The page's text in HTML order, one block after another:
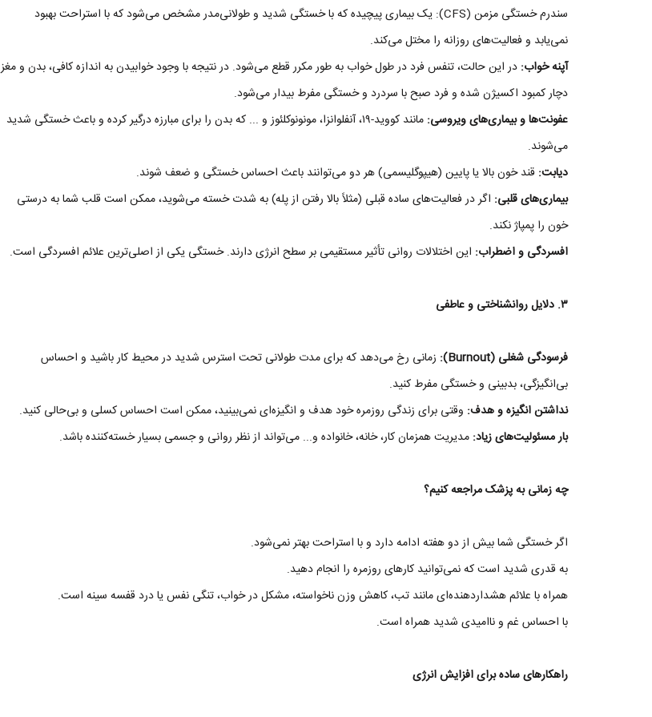
سندرم خستگی مزمن (CFS): یک بیماری پیچیده که با خستگی شدید و طولانی‌مدر مشخص می‌شود که با استراحت بهبود
نمی‌یابد و فعالیت‌های روزانه را مختل می‌کند.
آپنه خواب: در این حالت، تنفس فرد در طول خواب به طور مکرر قطع می‌شود. در نتیجه با وجود خوابیدن به اندازه کافی، بدن و مغز
دچار کمبود اکسیژن شده و فرد صبح با سردرد و خستگی مفرط بیدار می‌شود.
عفونت‌ها و بیماری‌های ویروسی:
مانند کووید-۱۹، آنفلوانزا، مونونوکلئوز و ... که بدن را برای مبارزه درگیر کرده و باعث خستگی شدید
می‌شوند.
دیابت: قند خون بالا یا پایین (هیپوگلیسمی) هر دو می‌توانند باعث احساس خستگی و ضعف شوند.
بیماری‌های قلبی: اگر در فعالیت‌های ساده قبلی (مثلاً بالا رفتن از پله) به شدت خسته می‌شوید، ممکن است قلب شما به درستی
خون را پمپاژ نکند.
افسردگی و اضطراب: این اختلالات روانی تأثیر مستقیمی بر سطح انرژی دارند. خستگی یکی از اصلی‌ترین علائم افسردگی است.
۳. دلایل روانشناختی و عاطفی
فرسودگی شغلی (Burnout):
زمانی رخ می‌دهد که برای مدت طولانی تحت استرس شدید در محیط کار باشید و احساس
بی‌انگیزگی، بدبینی و خستگی مفرط کنید.
نداشتن انگیزه و هدف: وقتی برای زندگی روزمره خود هدف و انگیزه‌ای نمی‌بینید، ممکن است احساس کسلی و بی‌حالی کنید.
بار مسئولیت‌های زیاد: مدیریت همزمان کار، خانه، خانواده و... می‌تواند از نظر روانی و جسمی بسیار خسته‌کننده باشد.
چه زمانی به پزشک مراجعه کنیم؟
اگر خستگی شما بیش از دو هفته ادامه دارد و با استراحت بهتر نمی‌شود.
به قدری شدید است که نمی‌توانید کارهای روزمره را انجام دهید.
همراه با علائم هشداردهنده‌ای مانند تب، کاهش وزن ناخواسته، مشکل در خواب، تنگی نفس یا درد قفسه سینه است.
با احساس غم و ناامیدی شدید همراه است.
راهکارهای ساده برای افزایش انرژی